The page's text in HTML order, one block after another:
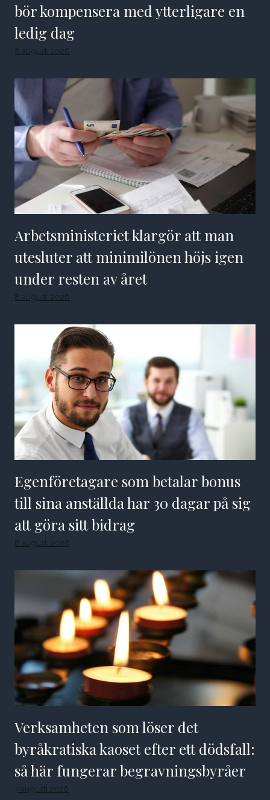
bör kompensera med ytterligare en
ledig dag
8 augusti 2026
Arbetsministeriet klargör att man
utesluter att minimilönen höjs igen
under resten av året
8 augusti 2026
Egenföretagare som betalar bonus
till sina anställda har 30 dagar på sig
att göra sitt bidrag
8 augusti 2026
Verksamheten som löser det
byråkratiska kaoset efter ett dödsfall:
så här fungerar begravningsbyråer
7 augusti 2026